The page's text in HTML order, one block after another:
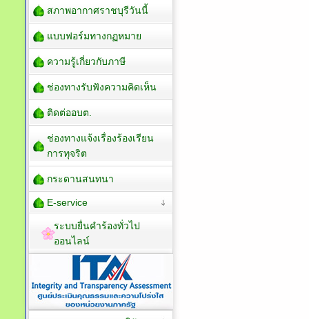
สภาพอากาศราชบุรีวันนี้
แบบฟอร์มทางกฏหมาย
ความรู้เกี่ยวกับภาษี
ช่องทางรับฟังความคิดเห็น
ติดต่ออบต.
ช่องทางแจ้งเรื่องร้องเรียน
การทุจริต
กระดานสนทนา
E-service
ระบบยื่นคำร้องทั่วไป
ออนไลน์